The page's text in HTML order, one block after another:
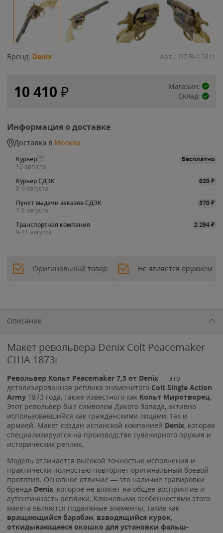
Бренд: Denix Арт.: D7/B-1281L
10 410 ₽
Магазин:
Склад:
Информация о доставке
Доставка в Москва
Курьер
Бесплатно
10 августа
Курьер СДЭК
620₽
8-9 августа
Пункт выдачи заказов СДЭК
370₽
7-8 августа
Транспортная компания
2 294₽
9-11 августа
Оригинальный товар Не является оружием
Описание
Макет револьвера Denix Colt Peacemaker
США 1873г
Револьвер Кольт Peacemaker 7,5 от Denix — это
детализированная реплика знаменитого Colt Single Action
Army 1873 года, также известного как Кольт Миротворец.
Этот револьвер был символом Дикого Запада, активно
использовавшийся как гражданскими лицами, так и
армией. Макет создан испанской компанией Denix, которая
специализируется на производстве сувенирного оружия и
исторических реплик.
Модель отличается высокой точностью исполнения и
практически полностью повторяет оригинальный боевой
прототип. Основное отличие — это наличие гравировки
бренда Denix, которое не влияет на общее восприятие и
аутентичность реплики. Ключевыми особенностями этого
макета являются подвижные элементы, такие как
вращающийся барабан, взводящийся курок,
откидывающееся окошко для установки фальш-